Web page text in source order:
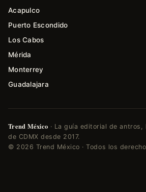
Acapulco
Puerto Escondido
Los Cabos
Mérida
Monterrey
Guadalajara
Trend México · La guía editorial de
de CDMX desde 2017.
© 2026 Trend México · Todos los